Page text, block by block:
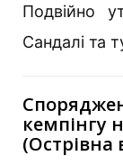
Подвійно
Сандалі та
кемпінгу